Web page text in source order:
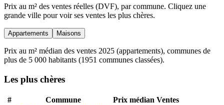
Prix au m² des ventes réelles (DVF), par commune. Cliquez une
grande ville pour voir ses ventes les plus chères.
Appartements Maisons
Prix au m² médian des ventes 2025 (appartements), communes de
plus de 5 000 habitants (1951 communes classées).
Les plus chères
# Commune Prix médian Ventes